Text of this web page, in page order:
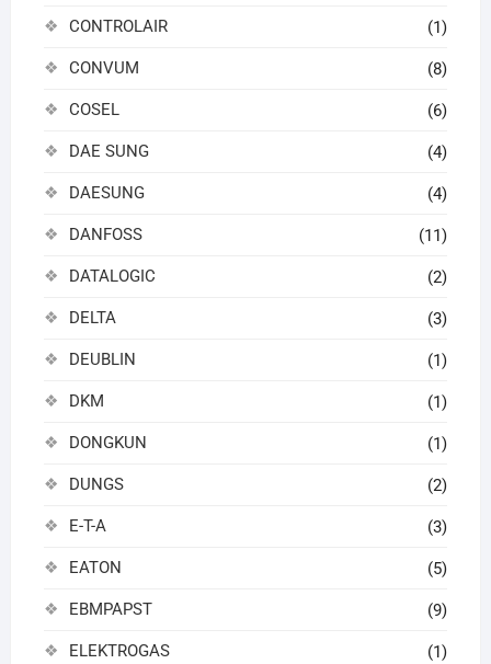
CONTROLAIR (1)
CONVUM (8)
COSEL (6)
DAE SUNG (4)
DAESUNG (4)
DANFOSS (11)
DATALOGIC (2)
DELTA (3)
DEUBLIN (1)
DKM (1)
DONGKUN (1)
DUNGS (2)
E-T-A (3)
EATON (5)
EBMPAPST (9)
ELEKTROGAS (1)